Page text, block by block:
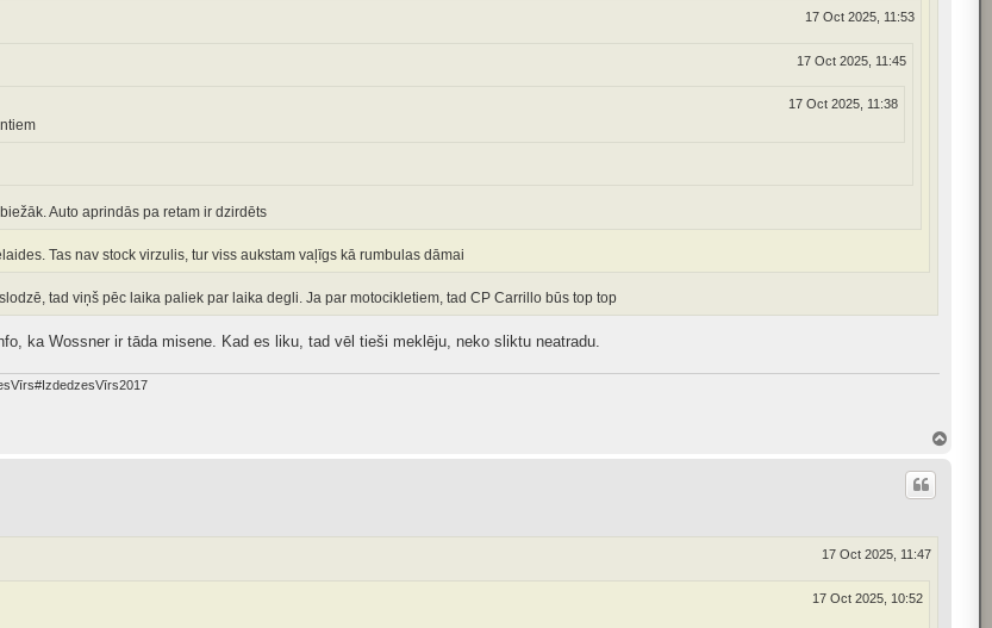
17 Oct 2025, 11:53
17 Oct 2025, 11:45
17 Oct 2025, 11:38
Auto aprindās pa retam ir dzirdēts
Tas nav stock virzulis, tur viss aukstam vaļīgs kā rumbulas dāmai
tad viņš pēc laika paliek par laika degli. Ja par motocikletiem, tad CP Carrillo būs top top
ka Wossner ir tāda misene. Kad es liku, tad vēl tieši meklēju, neko sliktu neatradu.
17 Oct 2025, 11:47
17 Oct 2025, 10:52